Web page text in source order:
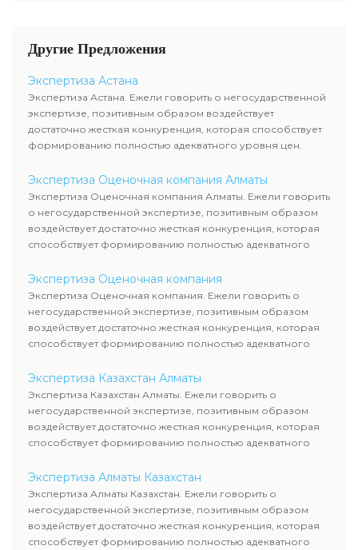
уровня цен.
Другие Предложения
Экспертиза Астана
Экспертиза Астана. Ежели говорить о негосударственной
экспертизе, позитивным образом воздействует
достаточно жесткая конкуренция, которая способствует
формированию полностью адекватного уровня цен.
Экспертиза Оценочная компания Алматы
Экспертиза Оценочная компания Алматы. Ежели говорить
о негосударственной экспертизе, позитивным образом
воздействует достаточно жесткая конкуренция, которая
способствует формированию полностью адекватного
Экспертиза Оценочная компания
Экспертиза Оценочная компания. Ежели говорить о
негосударственной экспертизе, позитивным образом
воздействует достаточно жесткая конкуренция, которая
способствует формированию полностью адекватного
Экспертиза Казахстан Алматы
Экспертиза Казахстан Алматы. Ежели говорить о
негосударственной экспертизе, позитивным образом
воздействует достаточно жесткая конкуренция, которая
способствует формированию полностью адекватного
Экспертиза Алматы Казахстан
Экспертиза Алматы Казахстан. Ежели говорить о
негосударственной экспертизе, позитивным образом
воздействует достаточно жесткая конкуренция, которая
способствует формированию полностью адекватного